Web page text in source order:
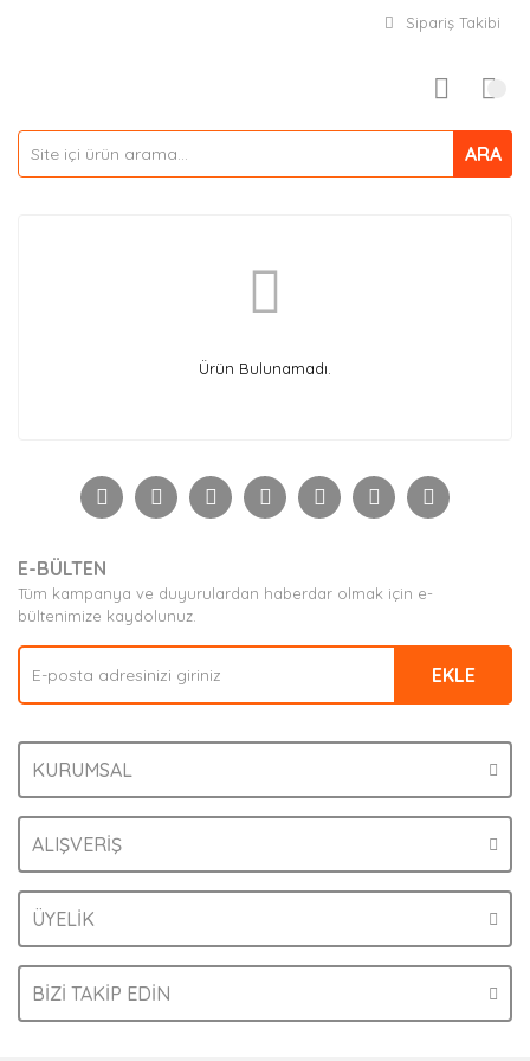
Sipariş Takibi
ARA
Ürün Bulunamadı.
E-BÜLTEN
Tüm kampanya ve duyurulardan haberdar olmak için e-
bültenimize kaydolunuz.
EKLE
KURUMSAL
ALIŞVERİŞ
ÜYELİK
BİZİ TAKİP EDİN